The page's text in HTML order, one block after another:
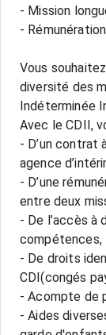
- Mission
-
Vous
diversité des
Indéterminée
Avec le CDII,
- D’un contrat
agence
- D’une
entre deux
- De l’accès à
compétences,
- De droits
CDI(congés
- Acompte de
- Aides